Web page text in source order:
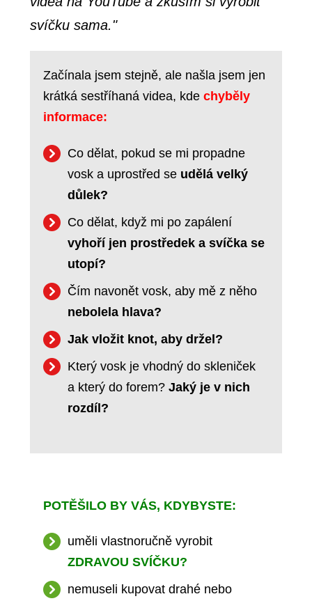
svíčku sama."
Začínala jsem stejně, ale našla jsem jen
krátká sestříhaná videa, kde chyběly
informace:
Co dělat, pokud se mi propadne
vosk a uprostřed se udělá velký
důlek?
Co dělat, když mi po zapálení
vyhoří jen prostředek a svíčka se
utopí?
Čím navonět vosk, aby mě z něho
nebolela hlava?
Jak vložit knot, aby držel?
Který vosk je vhodný do skleniček
a který do forem?Jaký je v nich
rozdíl?
POTĚŠILO BY VÁS, KDYBYSTE:
uměli vlastnoručně vyrobit
ZDRAVOU SVÍČKU?
nemuseli kupovat drahé nebo